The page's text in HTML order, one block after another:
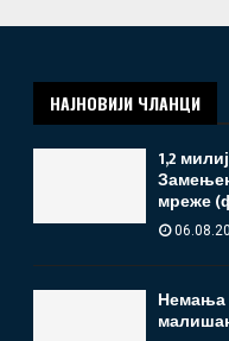
НАЈНОВИЈИ ЧЛАНЦИ
1,2
мреже
Немања